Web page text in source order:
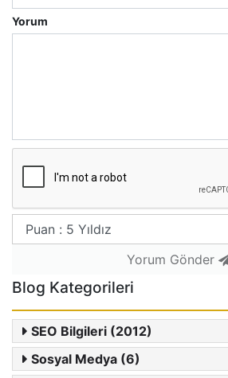
Yorum
Yorum Gönder
Blog Kategorileri
SEO Bilgileri (2012)
Sosyal Medya (6)